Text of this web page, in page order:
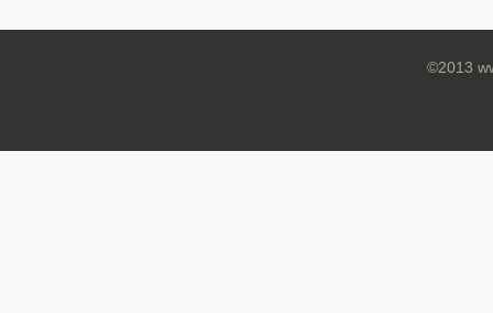
©2013